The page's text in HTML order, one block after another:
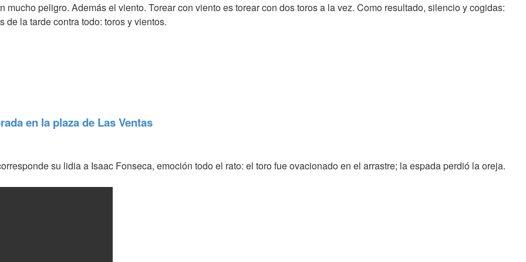
peligro. Además el viento. Torear con viento es torear con dos toros a la vez. Como resultado, silencio y cogidas:
la tarde contra todo: toros y vientos.
en la plaza de Las Ventas
su lidia a Isaac Fonseca, emoción todo el rato: el toro fue ovacionado en el arrastre; la espada perdió la oreja.